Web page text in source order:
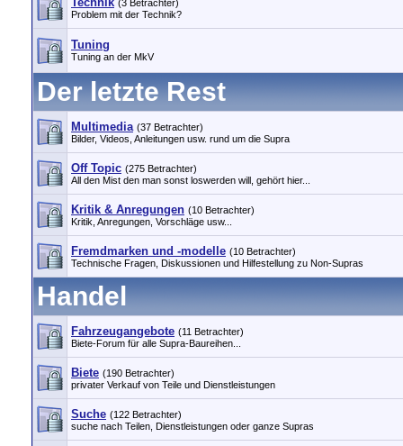
(3 Betrachter)
Problem mit der Technik?
Tuning
Tuning an der MkV
Der letzte Rest
Multimedia (37 Betrachter)
Bilder, Videos, Anleitungen usw. rund um die Supra
Off Topic (275 Betrachter)
All den Mist den man sonst loswerden will, gehört hier...
Kritik & Anregungen (10 Betrachter)
Kritik, Anregungen, Vorschläge usw...
Fremdmarken und -modelle (10 Betrachter)
Technische Fragen, Diskussionen und Hilfestellung zu Non-Supras
Handel
Fahrzeugangebote (11 Betrachter)
Biete-Forum für alle Supra-Baureihen...
Biete (190 Betrachter)
privater Verkauf von Teile und Dienstleistungen
Suche (122 Betrachter)
suche nach Teilen, Dienstleistungen oder ganze Supras